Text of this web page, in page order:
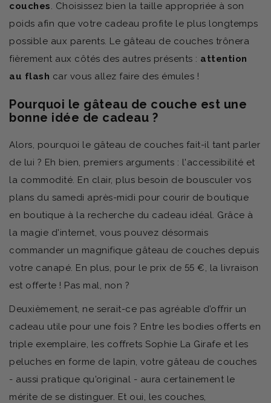
couches. Choisissez bien la taille appropriée à son
poids afin que votre cadeau profite le plus longtemps
possible aux parents. Le gâteau de couches trônera
fièrement aux côtés des autres présents : attention
au flash car vous allez faire des émules !
Pourquoi le gâteau de couche est une
bonne idée de cadeau ?
Alors, pourquoi le gâteau de couches fait-il tant parler
de lui ? Eh bien, premiers arguments : l'accessibilité et
la commodité. En clair, plus besoin de bousculer vos
plans du samedi après-midi pour courir de boutique
en boutique à la recherche du cadeau idéal. Grâce à
la magie d'internet, vous pouvez désormais
commander un magnifique gâteau de couches depuis
votre canapé. En plus, pour le prix de 55 €, la livraison
est offerte ! Pas mal, non ?
Deuxièmement, ne serait-ce pas agréable d’offrir un
cadeau utile pour une fois ? Entre les bodies offerts en
triple exemplaire, les coffrets Sophie La Girafe et les
peluches en forme de lapin, votre gâteau de couches
- aussi pratique qu'original - aura certainement le
mérite de se distinguer. Et oui, les couches,